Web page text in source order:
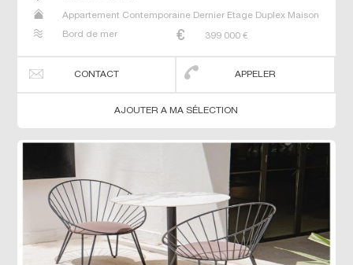
Appartement Contemporaine Dernier Etage Duplex Maison
Bord de mer
399 000 €
CONTACT APPELER
AJOUTER A MA SÉLECTION